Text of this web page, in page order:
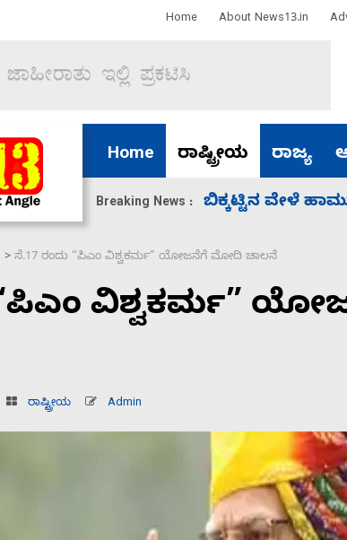
Home About News13.in
Home ರಾಷ್ಟ್ರೀಯ ರಾಜ್ಯ
Breaking News :
ಸಾಗಿಸಿದೆ ಭಾರತ ನಾಗೇಂದ್ರ
> ಸೆ.17 ರಂದು “ಪಿಎಂ ವಿಶ್ವಕರ್ಮ” ಯೋಜನೆಗೆ ಮೋದಿ ಚಾಲನೆ
“ಪಿಎಂ ವಿಶ್ವಕರ್ಮ”
ರಾಷ್ಟ್ರೀಯ Admin